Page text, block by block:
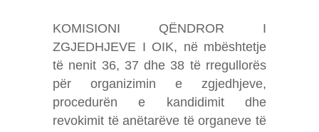
KOMISIONI QËNDROR I
ZGJEDHJEVE I OIK, në mbështetje
të nenit 36, 37 dhe 38 të rregullorës
për organizimin e zgjedhjeve,
procedurën e kandidimit dhe
revokimit të anëtarëve të organeve të